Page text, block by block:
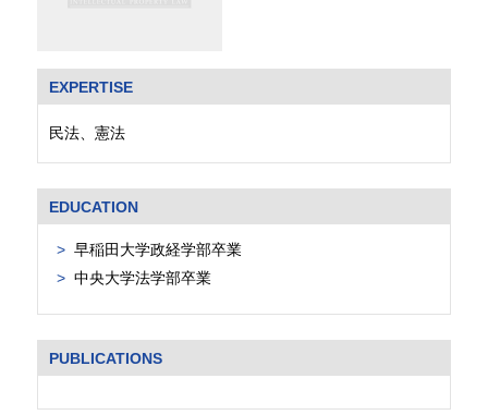
EXPERTISE
民法、憲法
EDUCATION
早稲田大学政経学部卒業
中央大学法学部卒業
PUBLICATIONS